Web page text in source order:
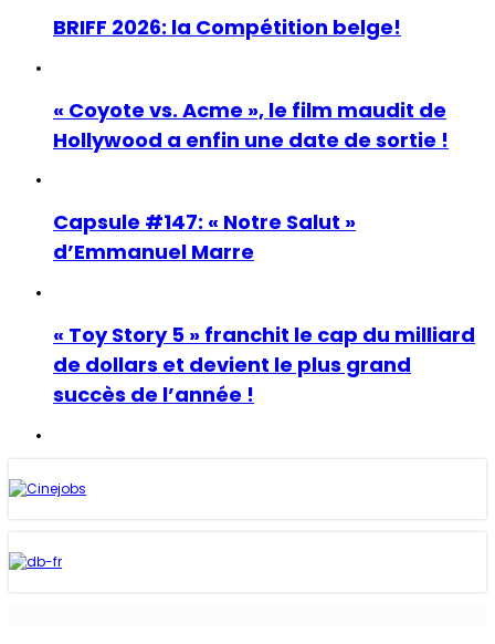
BRIFF 2026: la Compétition belge!
« Coyote vs. Acme », le film maudit de
Hollywood a enfin une date de sortie !
Capsule #147: « Notre Salut »
d’Emmanuel Marre
« Toy Story 5 » franchit le cap du milliard
de dollars et devient le plus grand
succès de l’année !